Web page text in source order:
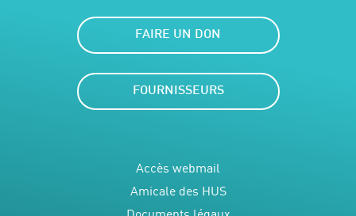
FAIRE UN DON
FOURNISSEURS
Accès webmail
Amicale des HUS